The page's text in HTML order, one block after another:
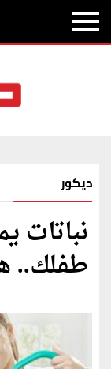
ديكور
نباتات
طفلك..